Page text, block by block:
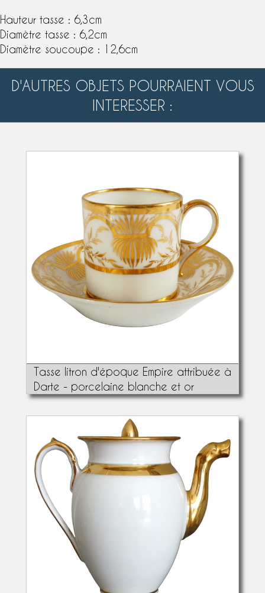
Hauteur tasse : 6,3cm
Diamètre tasse : 6,2cm
Diamètre soucoupe : 12,6cm
D'AUTRES OBJETS POURRAIENT VOUS
INTERESSER :
Tasse litron d'époque Empire attribuée à
Darte - porcelaine blanche et or